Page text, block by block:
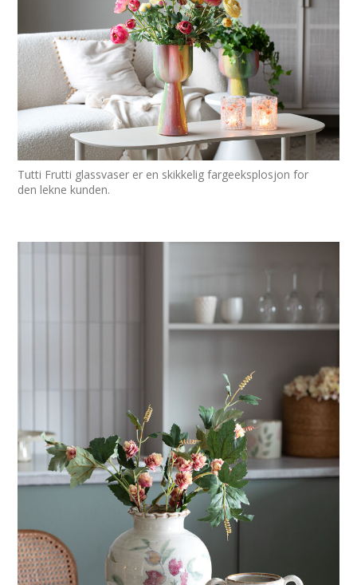
Tutti Frutti glassvaser er en skikkelig fargeeksplosjon for
den lekne kunden.